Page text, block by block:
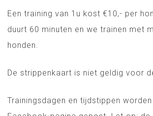
Een training van 1u kost €10,- per
duurt 60 minuten en we trainen met
honden.
De strippenkaart is niet geldig voor
Trainingsdagen en tijdstippen